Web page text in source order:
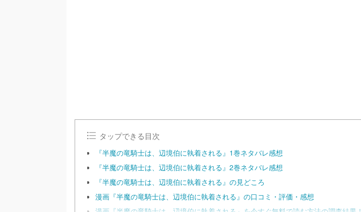
タップできる目次
『半魔の竜騎士は、辺境伯に執着される』1巻ネタバレ感想
『半魔の竜騎士は、辺境伯に執着される』2巻ネタバレ感想
『半魔の竜騎士は、辺境伯に執着される』の見どころ
漫画『半魔の竜騎士は、辺境伯に執着される』の口コミ・評価・感想